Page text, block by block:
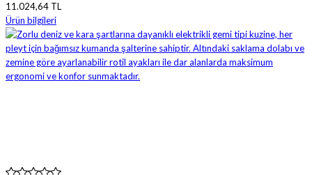
11.024,64 TL
Ürün bilgileri